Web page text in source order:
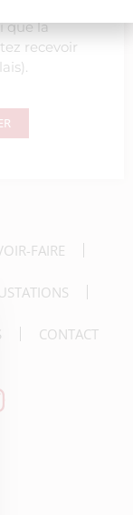
le
que la
recevoir
FAIRE
CONTACT